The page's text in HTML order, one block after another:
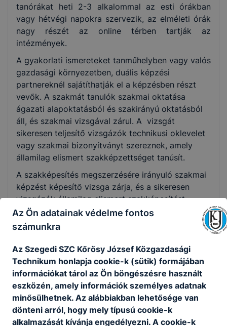
tanórákat heti 2-3 alkalommal az esti órákban
vagy hétvégi napokra szervezik, az elméleti órák
nagy részét az online térben tartják az
intézmények.
A gyakorlati ismereteket tanműhelyben vagy valós
gazdasági környezetben, duális képzési
partnereknél sajátíthatják el a képzésben részt
vevők. A szakmát tanulók szakmai oktatása
ágazati alapoktatásból és szakirányú oktatásból
áll, és szakmai vizsgával zárul. A vizsgát
sikeresen teljesítő vizsgázók technikusi oklevelet
vagy szakmai bizonyítványt szereznek, amely
államilag elismert szakképzettséget tanúsít.
A szakképesítés megszerzésére irányuló szakmai
képzést képesítő vizsga zárja, és a sikeresen
vizsgázók államilag elismert szakképesítést
tanúsító képesítő bizonyítványt kapnak.
Felnőttként az iskolában szakmákat és
szakképesítést is szerezhetek?
Igen. Az első két szakma megszerzését
felnőttképzési jogviszonyban is ingyenesen
biztosítja az állami szakképző intézmény és
az együttműködési megállapodással
Az Ön adatainak védelme fontos
számunkra
Az Szegedi SZC Kőrösy József Közgazdasági
Technikum honlapja cookie-k (sütik) formájában
információkat tárol az Ön böngészésre használt
eszközén, amely információk személyes adatnak
minősülhetnek. Az alábbiakban lehetősége van
dönteni arról, hogy mely típusú cookie-k
alkalmazását kívánja engedélyezni. A cookie-k